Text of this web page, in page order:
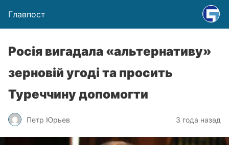
Главпост
Росія вигадала «альтернативу»
зерновій угоді та просить
Туреччину допомогти
Петр Юрьев 3 года назад